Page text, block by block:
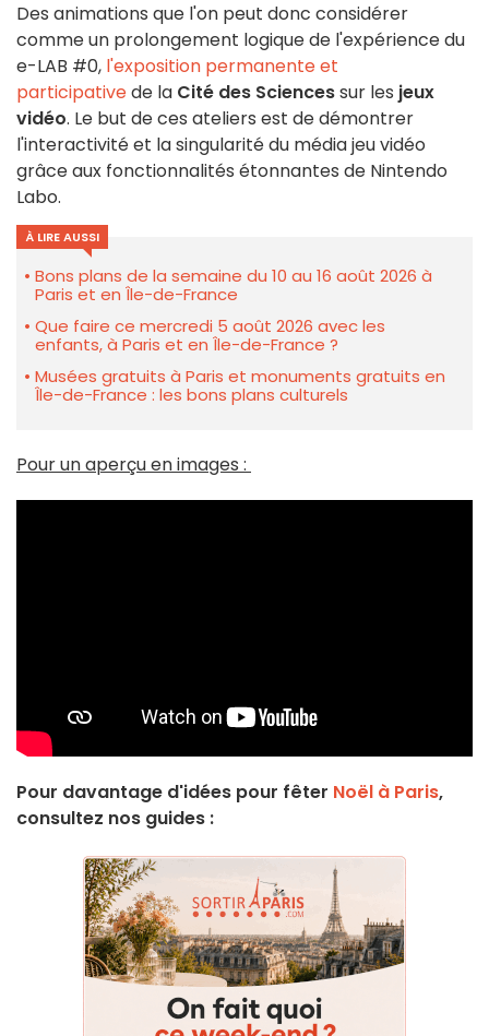
Des animations que l'on peut donc considérer
comme un prolongement logique de l'expérience du
e-LAB #0, l'exposition permanente et
participativede la Cité des Sciencessur les jeux
vidéo. Le but de ces ateliers est de démontrer
l'interactivité et la singularité du média jeu vidéo
grâce aux fonctionnalités étonnantes de Nintendo
Labo.
À LIRE AUSSI
Bons plans de la semaine du 10 au 16 août 2026 à
Paris et en Île-de-France
Que faire ce mercredi 5 août 2026 avec les
enfants, à Paris et en Île-de-France ?
Musées gratuits à Paris et monuments gratuits en
Île-de-France : les bons plans culturels
Pour un aperçu en images :
Pour davantage d'idées pour fêter Noël à Paris,
consultez nos guides :